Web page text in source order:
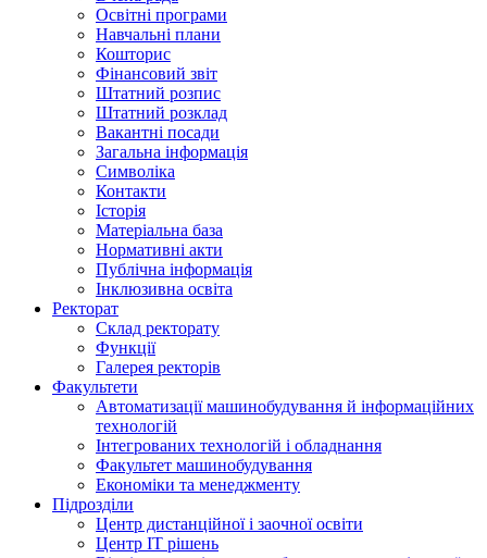
Освітні програми
Навчальні плани
Кошторис
Фінансовий звіт
Штатний розпис
Штатний розклад
Вакантні посади
Загальна інформація
Символіка
Контакти
Історія
Матеріальна база
Нормативні акти
Публічна інформація
Інклюзивна освіта
Ректорат
Склад ректорату
Функції
Галерея ректорів
Факультети
Автоматизації машинобудування й інформаційних
технологій
Інтегрованих технологій і обладнання
Факультет машинобудування
Економіки та менеджменту
Підрозділи
Центр дистанційної і заочної освіти
Центр ІТ рішень